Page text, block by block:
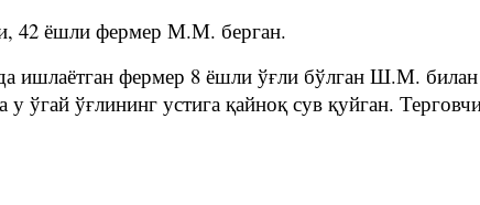
42 ёшли фермер М.М. берган.
ишлаётган фермер 8 ёшли ўғли бўлган Ш.М.
ўғлининг устига қайноқ сув қуйган.